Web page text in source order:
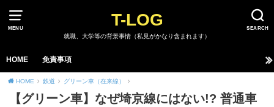
MENU SEARCH
T-LOG
就職、大学等の背景事情（私見がかなり含まれます）
HOME 免責事項
HOME 鉄道 グリーン車（在来線）
【グリーン車】なぜ埼京線にはない!? 普通車